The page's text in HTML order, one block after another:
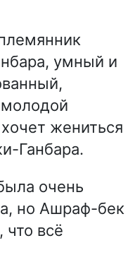
умный и
жениться
Ганбара.
очень
но Ашраф-бек
что всё